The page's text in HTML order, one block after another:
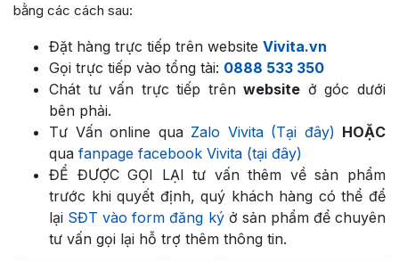
bằng các cách sau:
Đặt hàng trực tiếp trên website Vivita.vn
Gọi trực tiếp vào tổng tài: 0888 533 350
Chát tư vấn trực tiếp trênwebsite ở góc dưới
bên phải.
Tư Vấn online quaZalo Vivita (Tại đây) HOẶC
qua fanpage facebook Vivita (tại đây)
ĐỂ ĐƯỢC GỌI LẠI tư vấn thêm về sản phẩm
trước khi quyết định, quý khách hàng có thể để
lại SĐT vào form đăng kýở sản phẩm để chuyên
tư vấn gọi lại hỗ trợ thêm thông tin.